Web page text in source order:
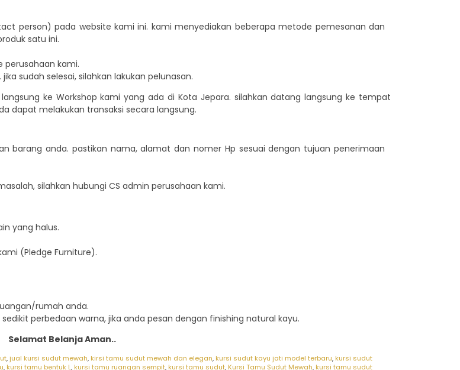
person) pada website kami ini. kami menyediakan beberapa metode pemesanan dan
satu ini.
perusahaan kami.
sudah selesai, silahkan lakukan pelunasan.
ke Workshop kami yang ada di Kota Jepara. silahkan datang langsung ke tempat
dapat melakukan transaksi secara langsung.
barang anda. pastikan nama, alamat dan nomer Hp sesuai dengan tujuan penerimaan
silahkan hubungi CS admin perusahaan kami.
yang halus.
(Pledge Furniture).
rumah anda.
perbedaan warna, jika anda pesan dengan finishing natural kayu.
Selamat Belanja Aman..
, jual kursi sudut mewah, kirsi tamu sudut mewah dan elegan, kursi sudut kayu jati model terbaru, kursi sudut
, kursi tamu bentuk L, kursi tamu ruangan sempit, kursi tamu sudut, Kursi Tamu Sudut Mewah, kursi tamu sudut